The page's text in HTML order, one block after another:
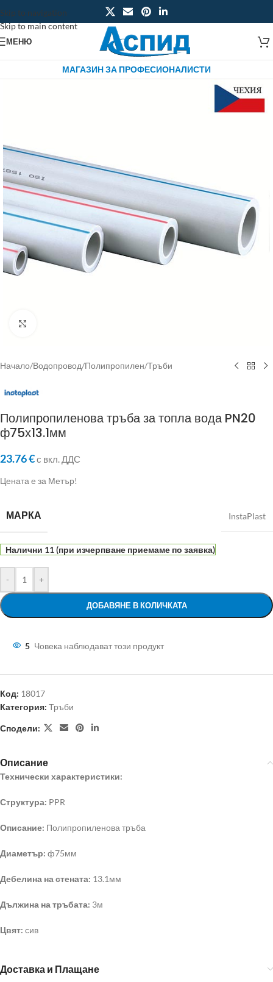
Skip to navigation
Skip to main content
МЕНЮ
МАГАЗИН ЗА ПРОФЕСИОНАЛИСТИ
Начало/Водопровод/Полипропилен/Тръби
Полипропиленова тръба за топла вода PN20
ф75х13.1мм
23.76€с вкл. ДДС
Цената е за Метър!
МАРКА InstaPlast
Налични 11 (при изчерпване приемаме по заявка)
- +
ДОБАВЯНЕ В КОЛИЧКАТА
5 Човека наблюдават този продукт
Код: 18017
Категория: Тръби
Сподели:
Описание
Технически характеристики:
Структура: PPR
Описание: Полипропиленова тръба
Диаметър: ф75мм
Дебелина на стената: 13.1мм
Дължина на тръбата: 3м
Цвят: сив
Доставка и Плащане